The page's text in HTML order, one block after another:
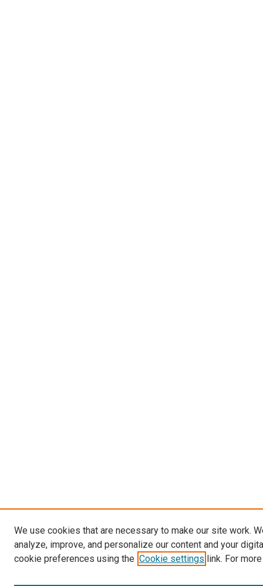
We use cookies that are necessary to make our site work.
analyze, improve, and personalize our content and your
cookie preferences using the Cookie settings link. For